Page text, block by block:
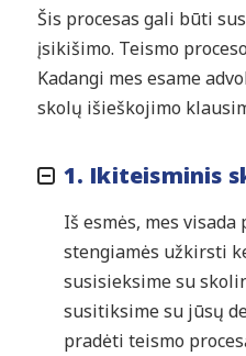
Šis procesas gali būti
įsikišimo. Teismo
Kadangi mes esame
skolų išieškojimo
1. Ikiteisminis
Iš esmės, mes
stengiamės užkirsti
susisieksime su
susitiksime su jūsų
pradėti teismo